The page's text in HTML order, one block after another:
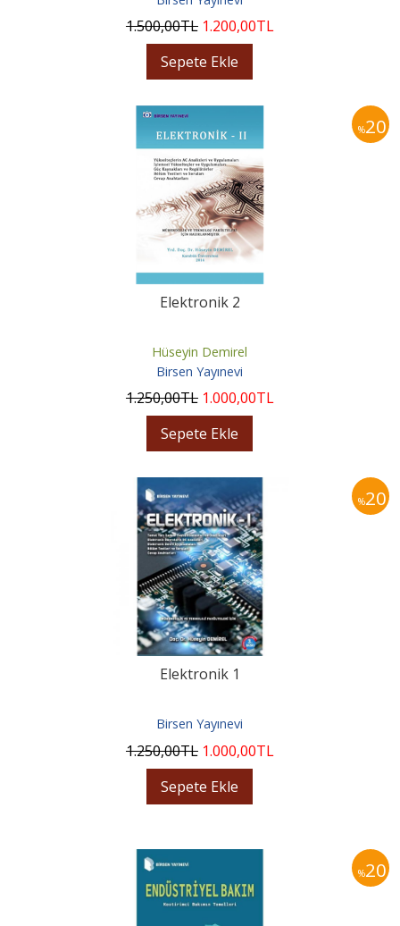
1.500,00TL 1.200,00TL
Sepete Ekle
%20
Elektronik 2
Hüseyin Demirel
Birsen Yayınevi
1.250,00TL 1.000,00TL
Sepete Ekle
%20
Elektronik 1
Birsen Yayınevi
1.250,00TL 1.000,00TL
Sepete Ekle
%20